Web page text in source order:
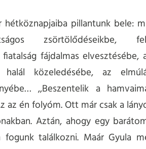
hétköznapjaiba pillantunk bele:
zsörtölődéseikbe, fel-
fájdalmas elvesztésébe,
halál közeledésébe, az
,,Beszentelik a
az én folyóm. Ott már csak a
Aztán, ahogy egy
fogunk találkozni. Maár Gyula